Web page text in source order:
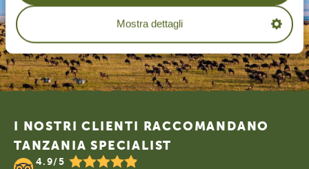
Mostra dettagli
Footer
I NOSTRI CLIENTI RACCOMANDANO
TANZANIA SPECIALIST
4.9/5